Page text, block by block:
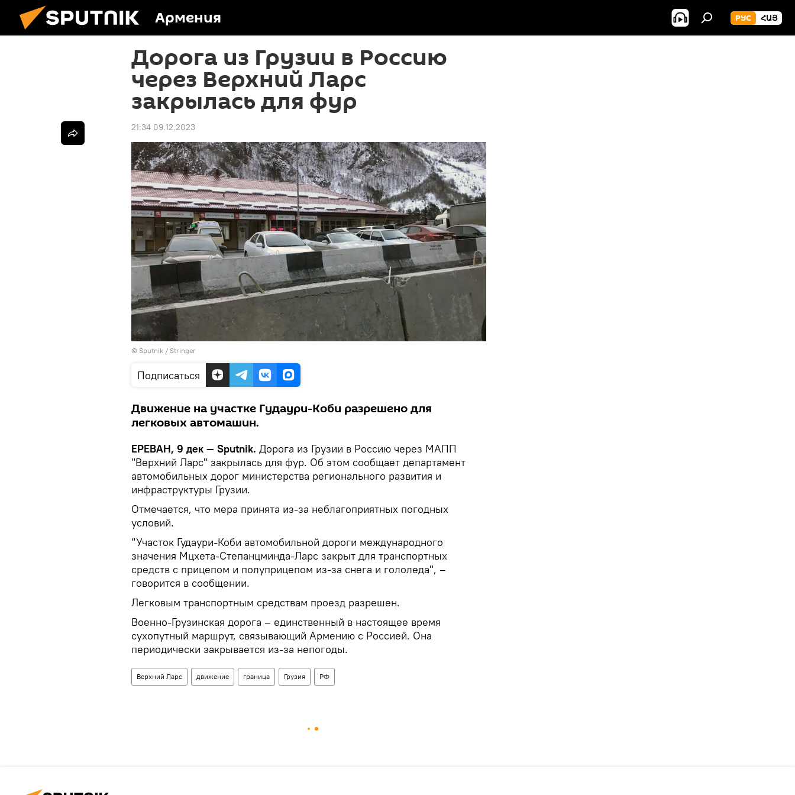
Армения РУС ՀԱՅ
Дорога из Грузии в Россию
через Верхний Ларс
закрылась для фур
21:34 09.12.2023
© Sputnik / Stringer
Подписаться
Движение на участке Гудаури-Коби разрешено для
легковых автомашин.
ЕРЕВАН, 9 дек — Sputnik. Дорога из Грузии в Россию через МАПП
"Верхний Ларс" закрылась для фур. Об этом сообщает департамент
автомобильных дорог министерства регионального развития и
инфраструктуры Грузии.
Отмечается, что мера принята из-за неблагоприятных погодных
условий.
"Участок Гудаури-Коби автомобильной дороги международного
значения Мцхета-Степанцминда-Ларс закрыт для транспортных
средств с прицепом и полуприцепом из-за снега и гололеда", –
говорится в сообщении.
Легковым транспортным средствам проезд разрешен.
Военно-Грузинская дорога – единственный в настоящее время
сухопутный маршрут, связывающий Армению с Россией. Она
периодически закрывается из-за непогоды.
Верхний Ларс движение граница Грузия РФ